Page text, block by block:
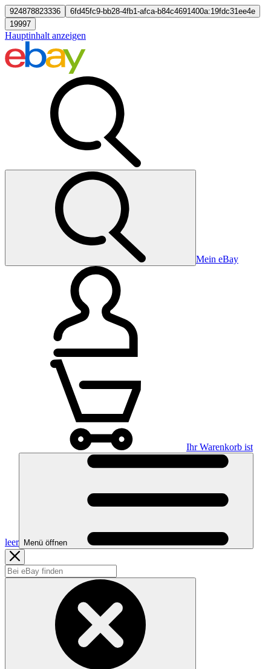
924878823336
6fd45fc9-bb28-4fb1-afca-b84c4691400a:19fdc31ee4e
19997
Hauptinhalt anzeigen
Mein eBay
Ihr Warenkorb ist
leer Menü öffnen